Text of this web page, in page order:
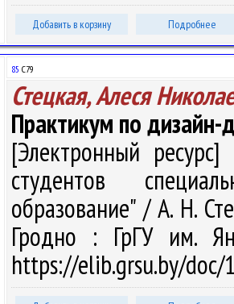
Добавить в корзину Подробнее
85 С79
Стецкая, Алеся
Практикум по дизайн-
[Электронный
студентов
образование" / А. Н.
Гродно : ГрГУ им.
https://elib.grsu.by/